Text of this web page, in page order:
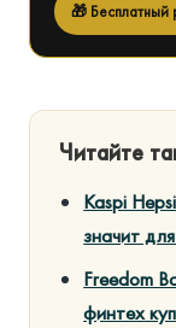
🎁 Бесплатный
Читайте
Kaspi
значит
Freedom
финтех